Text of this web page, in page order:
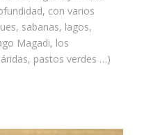
con varios
sabanas, lagos,
Magadi, los
pastos verdes …)